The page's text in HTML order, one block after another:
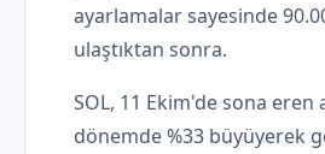
ayarlamalar sayesinde
ulaştıktan sonra.
SOL, 11 Ekim'de sona eren
dönemde %33 büyüyerek